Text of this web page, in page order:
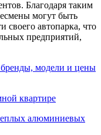
Благодаря таким
могут быть
своего автопарка, что
предприятий,
модели и цены
квартире
алюминиевых